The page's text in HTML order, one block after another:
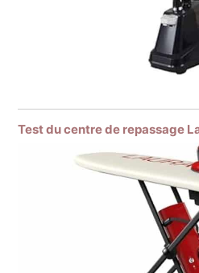
Test du centre de repassage